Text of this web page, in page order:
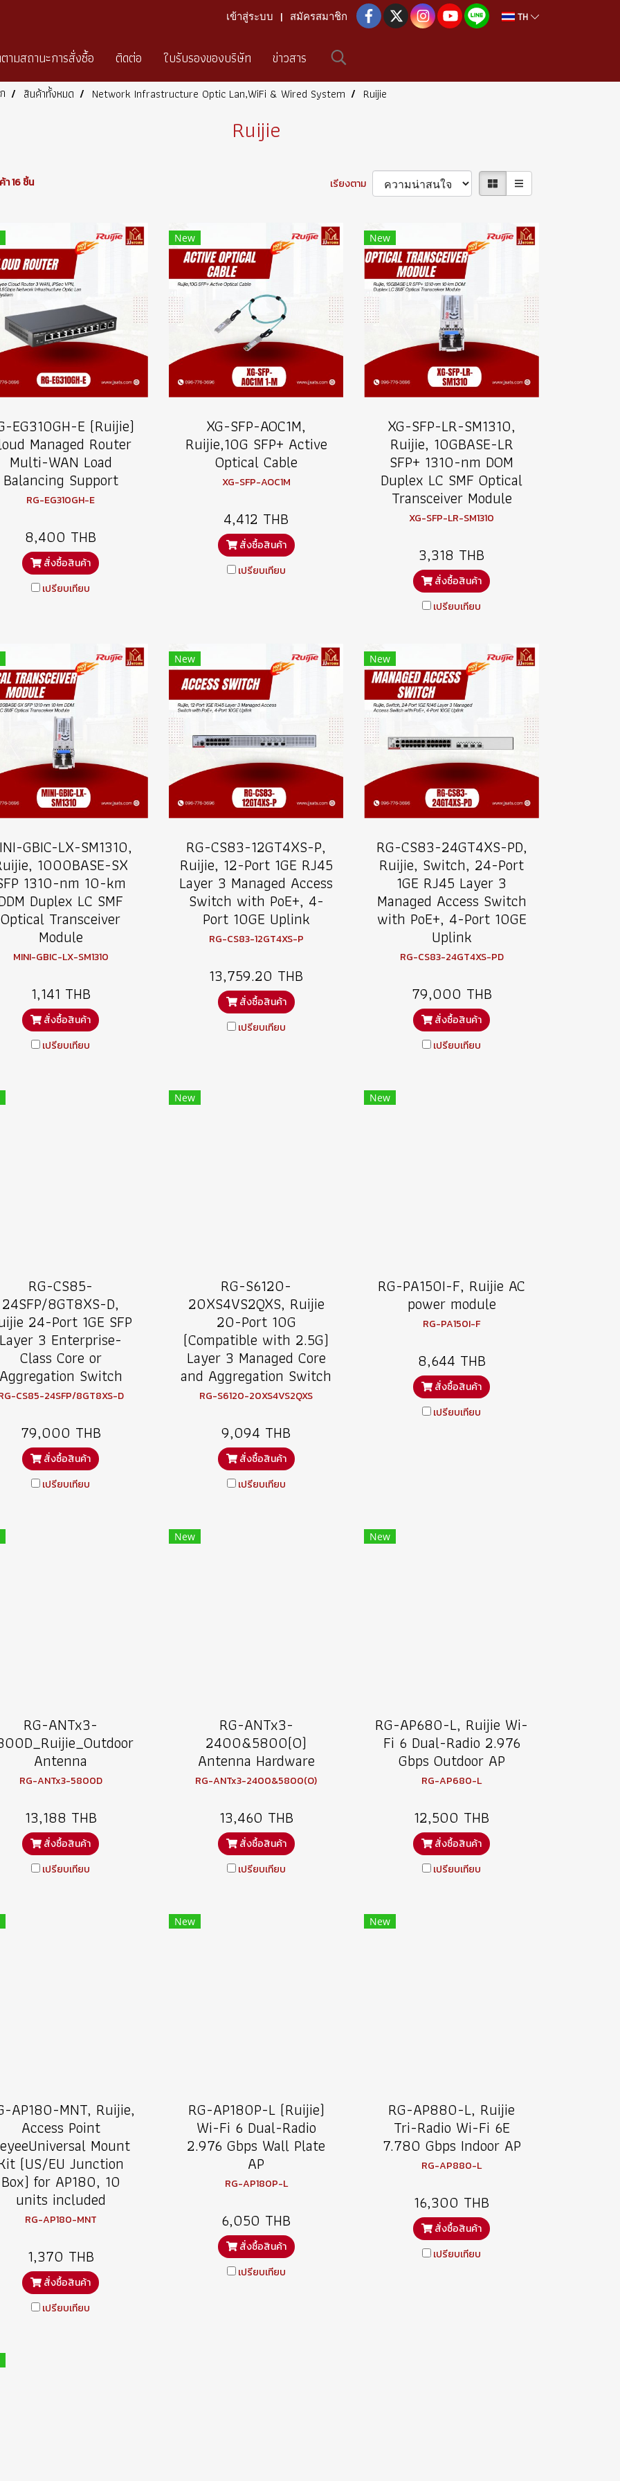
เข้าสู่ระบบ สมัครสมาชิก TH
ามสถานะการสั่งซื้อ ติดต่อ ใบรับรองของบริษัท ข่าวสาร
สินค้าทั้งหมด Network Infrastructure Optic Lan,WiFi & Wired System Ruijie
Ruijie
16 ชิ้น เรียงตาม
EG310GH-E (Ruijie)
Managed Router
Multi-WAN Load
Balancing Support
RG-EG310GH-E
8,400 THB
สั่งซื้อสินค้า
เปรียบเทียบ
New
XG-SFP-AOC1M,
Ruijie,10G SFP+ Active
Optical Cable
XG-SFP-AOC1M
4,412 THB
สั่งซื้อสินค้า
เปรียบเทียบ
New
XG-SFP-LR-SM1310,
Ruijie, 10GBASE-LR
SFP+ 1310-nm DOM
Duplex LC SMF Optical
Transceiver Module
XG-SFP-LR-SM1310
3,318 THB
สั่งซื้อสินค้า
เปรียบเทียบ
GBIC-LX-SM1310,
1000BASE-SX
1310-nm 10-km
Duplex LC SMF
Optical Transceiver
Module
MINI-GBIC-LX-SM1310
1,141 THB
สั่งซื้อสินค้า
เปรียบเทียบ
New
RG-CS83-12GT4XS-P,
Ruijie, 12-Port 1GE RJ45
Layer 3 Managed Access
Switch with PoE+, 4-
Port 10GE Uplink
RG-CS83-12GT4XS-P
13,759.20 THB
สั่งซื้อสินค้า
เปรียบเทียบ
New
RG-CS83-24GT4XS-PD,
Ruijie, Switch, 24-Port
1GE RJ45 Layer 3
Managed Access Switch
with PoE+, 4-Port 10GE
Uplink
RG-CS83-24GT4XS-PD
79,000 THB
สั่งซื้อสินค้า
เปรียบเทียบ
RG-CS85-
24SFP/8GT8XS-D,
24-Port 1GE SFP
Layer 3 Enterprise-
Class Core or
Switch
CS85-24SFP/8GT8XS-D
79,000 THB
สั่งซื้อสินค้า
เปรียบเทียบ
New
RG-S6120-
20XS4VS2QXS, Ruijie
20-Port 10G
(Compatible with 2.5G)
Layer 3 Managed Core
and Aggregation Switch
RG-S6120-20XS4VS2QXS
9,094 THB
สั่งซื้อสินค้า
เปรียบเทียบ
New
RG-PA150I-F, Ruijie AC
power module
RG-PA150I-F
8,644 THB
สั่งซื้อสินค้า
เปรียบเทียบ
RG-ANTx3-
Antenna
RG-ANTx3-5800D
13,188 THB
สั่งซื้อสินค้า
เปรียบเทียบ
New
RG-ANTx3-
2400&5800(O)
Antenna Hardware
RG-ANTx3-2400&5800(O)
13,460 THB
สั่งซื้อสินค้า
เปรียบเทียบ
New
RG-AP680-L, Ruijie Wi-
Fi 6 Dual-Radio 2.976
Gbps Outdoor AP
RG-AP680-L
12,500 THB
สั่งซื้อสินค้า
เปรียบเทียบ
AP180-MNT, Ruijie,
Access Point
Mount
(US/EU Junction
Box) for AP180, 10
units included
RG-AP180-MNT
1,370 THB
สั่งซื้อสินค้า
เปรียบเทียบ
New
RG-AP180P-L (Ruijie)
Wi-Fi 6 Dual-Radio
2.976 Gbps Wall Plate
AP
RG-AP180P-L
6,050 THB
สั่งซื้อสินค้า
เปรียบเทียบ
New
RG-AP880-L, Ruijie
Tri-Radio Wi-Fi 6E
7.780 Gbps Indoor AP
RG-AP880-L
16,300 THB
สั่งซื้อสินค้า
เปรียบเทียบ